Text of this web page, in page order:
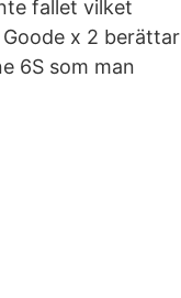
fallet vilket
x 2 berättar
6S som man